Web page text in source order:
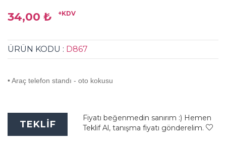
34,00 ₺ +KDV
ÜRÜN KODU : D867
• Araç telefon standı - oto kokusu
TEKLİF
Fiyatı beğenmedin sanırım :) Hemen
Teklif Al, tanışma fiyatı gönderelim.